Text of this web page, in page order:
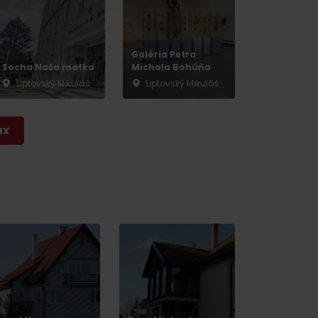
Socha Naša matka
Liptovský Mikuláš
Galéria Petra
Michala Bohúňa
Liptovský Mikuláš